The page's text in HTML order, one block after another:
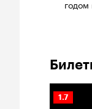
Рейтинг
1.7